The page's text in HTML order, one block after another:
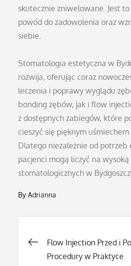
skutecznie zniwelowane. Jest
powód do zadowolenia oraz
siebie.
Stomatologia estetyczna w
rozwija, oferując coraz
leczenia i poprawy wyglądu
bonding zębów, jak i flow
z dostępnych zabiegów, które
cieszyć się pięknym
Dlatego niezależnie od potrzeb
pacjenci mogą liczyć na wysoką
stomatologicznych w
ByAdrianna
Nawigacja
Flow Injection Przed i
Procedury w Praktyce